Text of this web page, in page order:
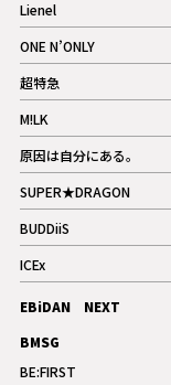
Lienel
記事
ONE N’ONLY
記事
超特急
記事
ギャラリー
M!LK
記事
原因は自分にある。
記事
SUPER★DRAGON
記事
BUDDiiS
記事
ICEx
記事
EBiDAN NEXT
BMSG
BE:FIRST